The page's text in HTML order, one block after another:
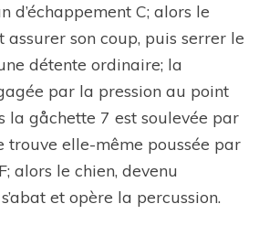
d’échappement C; alors le
son coup, puis serrer le
détente ordinaire; la
par la pression au point
la gåchette 7 est soulevée par
trouve elle-même poussée par
alors le chien, devenu
et opère la percussion.